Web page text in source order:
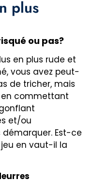
plus
ou pas?
en plus rude et
vous avez peut-
de tricher, mais
en commettant
et/ou
Est-ce
en vaut-il la